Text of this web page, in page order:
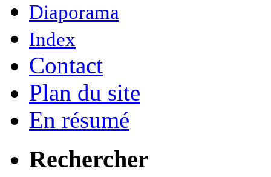
Diaporama
Index
Contact
Plan du site
En résumé
Rechercher